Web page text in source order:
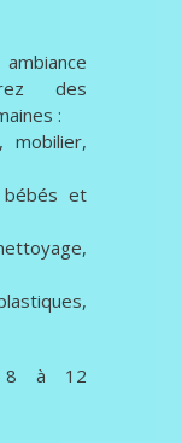
des
:
mobilier,
bébés et
8 à 12